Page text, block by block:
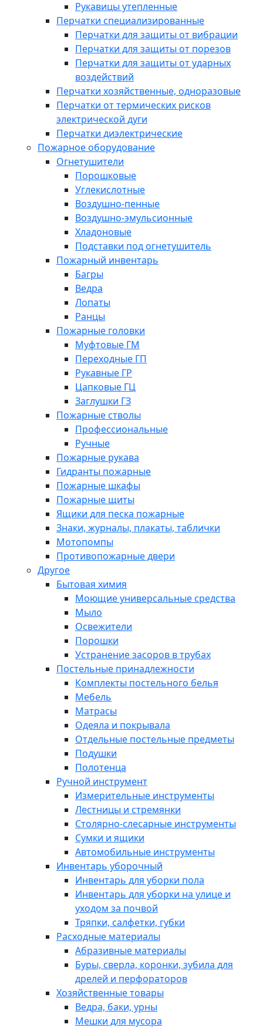
Рукавицы утепленные
Перчатки специализированные
Перчатки для защиты от вибрации
Перчатки для защиты от порезов
Перчатки для защиты от ударных
воздействий
Перчатки хозяйственные, одноразовые
Перчатки от термических рисков
электрической дуги
Перчатки диэлектрические
Пожарное оборудование
Огнетушители
Порошковые
Углекислотные
Воздушно-пенные
Воздушно-эмульсионные
Хладоновые
Подставки под огнетушитель
Пожарный инвентарь
Багры
Ведра
Лопаты
Ранцы
Пожарные головки
Муфтовые ГМ
Переходные ГП
Рукавные ГР
Цапковые ГЦ
Заглушки ГЗ
Пожарные стволы
Профессиональные
Ручные
Пожарные рукава
Гидранты пожарные
Пожарные шкафы
Пожарные щиты
Ящики для песка пожарные
Знаки, журналы, плакаты, таблички
Мотопомпы
Противопожарные двери
Другое
Бытовая химия
Моющие универсальные средства
Мыло
Освежители
Порошки
Устранение засоров в трубах
Постельные принадлежности
Комплекты постельного белья
Мебель
Матрасы
Одеяла и покрывала
Отдельные постельные предметы
Подушки
Полотенца
Ручной инструмент
Измерительные инструменты
Лестницы и стремянки
Столярно-слесарные инструменты
Сумки и ящики
Автомобильные инструменты
Инвентарь уборочный
Инвентарь для уборки пола
Инвентарь для уборки на улице и
уходом за почвой
Тряпки, салфетки, губки
Расходные материалы
Абразивные материалы
Буры, сверла, коронки, зубила для
дрелей и перфораторов
Хозяйственные товары
Ведра, баки, урны
Мешки для мусора